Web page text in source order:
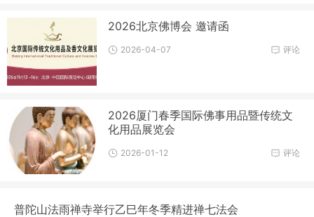
2026北京佛博会 邀请函
评论
2026-04-07
2026厦门春季国际佛事用品暨传统文
化用品展览会
评论
2026-01-12
普陀山法雨禅寺举行乙巳年冬季精进禅七法会